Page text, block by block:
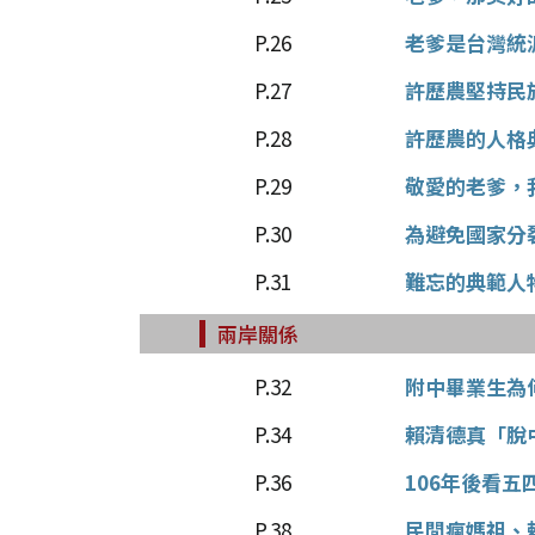
P.26
老爹是台灣
P.27
許歷農堅持
P.28
許歷農的人
P.29
敬愛的老爹
P.30
為避免國家
P.31
難忘的典範
兩岸關係
P.32
附中畢業生
P.34
賴清德真「
P.36
106年後看五